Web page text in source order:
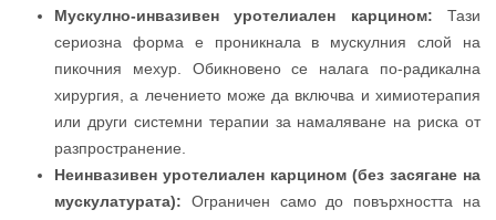
Мускулно-инвазивен уротелиален карцином: Тази
сериозна форма е проникнала в мускулния слой на
пикочния мехур. Обикновено се налага по-радикална
хирургия, а лечението може да включва и химиотерапия
или други системни терапии за намаляване на риска от
разпространение.
Неинвазивен уротелиален карцином (без засягане на
мускулатурата): Ограничен само до повърхността на